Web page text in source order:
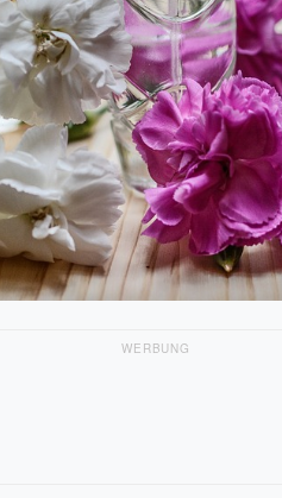
WERBUNG